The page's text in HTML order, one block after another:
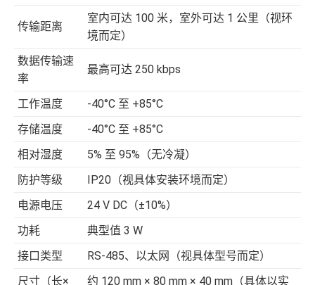
传输距离
室内可达 100 米，室外可达 1 公里（视环
境而定）
数据传输速
率
最高可达 250 kbps
工作温度
-40°C 至 +85°C
存储温度
-40°C 至 +85°C
相对湿度
5% 至 95%（无冷凝）
防护等级
IP20（视具体安装环境而定）
电源电压
24 V DC（±10%）
功耗
典型值 3 W
接口类型
RS-485、以太网（视具体型号而定）
尺寸（长×
约 120 mm × 80 mm × 40 mm（具体以实